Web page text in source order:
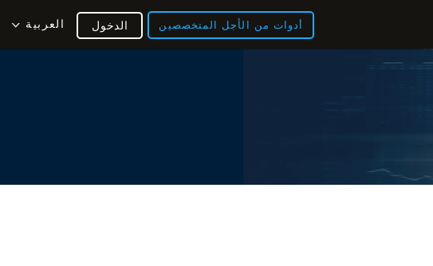
أدوات من الأجل المتخصصين العربية الدخول